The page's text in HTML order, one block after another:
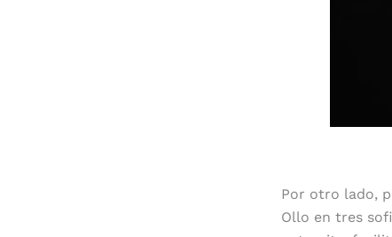
Por otro lado,
Ollo en tres